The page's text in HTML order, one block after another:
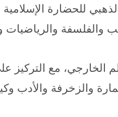
للحضارة
والرياضيات
الخارجي، مع
والزخرفة والأدب